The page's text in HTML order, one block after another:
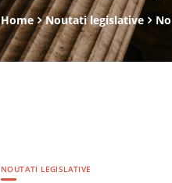
Home Noutati legislative
NOUTATI LEGISLATIVE